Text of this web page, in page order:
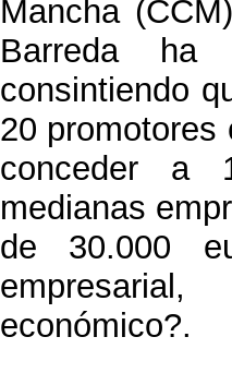
Mancha
Barreda ha
consintiendo
20 promotores
conceder a
medianas
de 30.000
económico?.